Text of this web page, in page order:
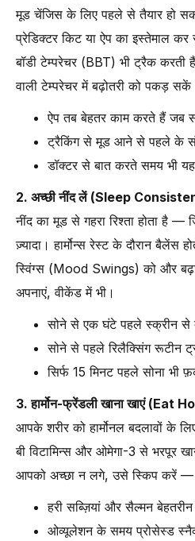
मूड चेंजिस के लिए पहले से तैयार हो
प्रेडिक्टर किट या ऐप का इस्तेमाल
बॉडी टेम्परेचर (BBT) भी ट्रैक करती
वाली टेम्परेचर में बढ़ोतरी को पकड़
ऐप तब बेहतर काम करते हैं जब
ट्रैकिंग से मूड आने से पहले के
डॉक्टर से बात करते समय भी
2. अच्छी नींद लें (Sleep
नींद का मूड से गहरा रिश्ता होता है
ज़्यादा। हार्मोन्स रेस्ट के दौरान बैलेंस
स्विंग्स (Mood Swings) को और
अपनाएं, वीकेंड में भी।
सोने से एक घंटे पहले स्क्रीन से
सोने से पहले रिलैक्सिंग रूटीन
सिर्फ 15 मिनट पहले सोना भी
3. हार्मोन-फ्रेंडली खाना खाएं
आपके शरीर को हार्मोनल बदलावों के
बी विटामिन्स और ओमेगा-3 से भरपूर
आपको अच्छा न लगे, उसे स्किप करें —
हरी सब्ज़ियां और सैल्मन
ओव्यूलेशन के समय प्रोसेस्ड